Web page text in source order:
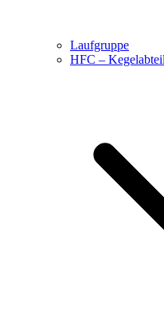
Laufgruppe
HFC –